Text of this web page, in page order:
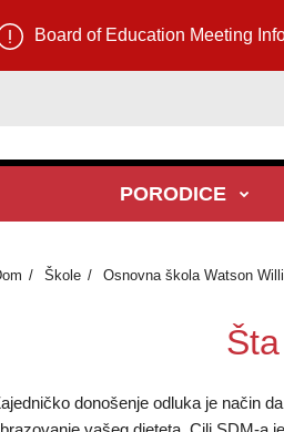
Board of Education Meeting
PORODICE
Škole Osnovna škola Watson
donošenje odluka je način